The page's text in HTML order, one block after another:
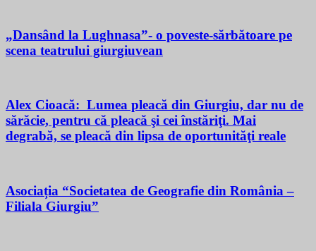
„Dansând la Lughnasa”- o poveste-sărbătoare pe
scena teatrului giurgiuvean
Alex Cioacă: Lumea pleacă din Giurgiu, dar nu de
sărăcie, pentru că pleacă şi cei înstăriţi. Mai
degrabă, se pleacă din lipsa de oportunităţi reale
Asociația “Societatea de Geografie din România –
Filiala Giurgiu”